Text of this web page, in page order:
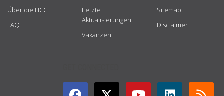
Über die HCCH
FAQ
Letzte
Aktualisierungen
Vakanzen
Sitemap
Disclaimer